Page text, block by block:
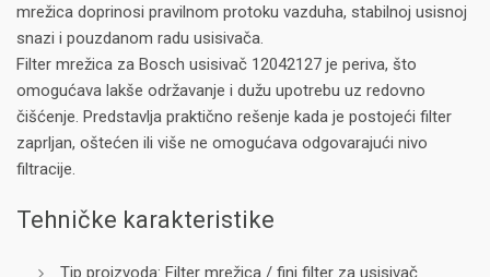
mrežica doprinosi pravilnom protoku vazduha, stabilnoj usisnoj
snazi i pouzdanom radu usisivača.
Filter mrežica za Bosch usisivač 12042127 je periva, što
omogućava lakše održavanje i dužu upotrebu uz redovno
čišćenje. Predstavlja praktično rešenje kada je postojeći filter
zaprljan, oštećen ili više ne omogućava odgovarajući nivo
filtracije.
Tehničke karakteristike
Tip proizvoda: Filter mrežica / fini filter za usisivač